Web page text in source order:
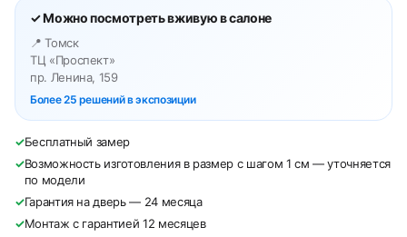
✓ Можно посмотреть вживую в салоне
📍 Томск
ТЦ «Проспект»
пр. Ленина, 159
Более 25 решений в экспозиции
✓Бесплатный замер
✓Возможность изготовления в размер с шагом 1 см — уточняется
по модели
✓Гарантия на дверь — 24 месяца
✓Монтаж с гарантией 12 месяцев